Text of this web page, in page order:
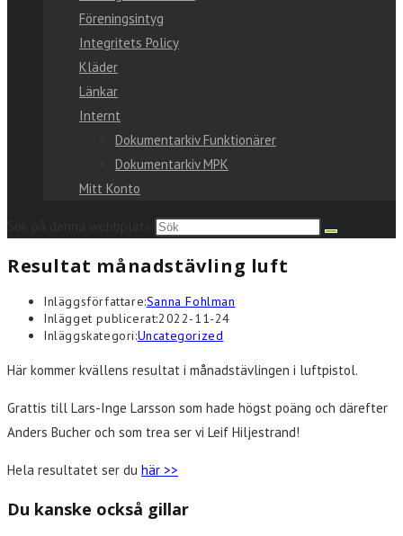
Föreningsintyg
Integritets Policy
Kläder
Länkar
Internt
Dokumentarkiv Funktionärer
Dokumentarkiv MPK
Mitt Konto
Resultat månadstävling luft
Inläggsförfattare:Sanna Fohlman
Inlägget publicerat:2022-11-24
Inläggskategori:Uncategorized
Här kommer kvällens resultat i månadstävlingen i luftpistol.
Grattis till Lars-Inge Larsson som hade högst poäng och därefter
Anders Bucher och som trea ser vi Leif Hiljestrand!
Hela resultatet ser du här >>
Du kanske också gillar